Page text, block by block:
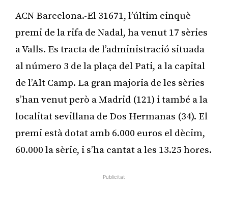
ACN Barcelona.-El 31671, l’últim cinquè
premi de la rifa de Nadal, ha venut 17 sèries
a Valls. Es tracta de l’administració situada
al número 3 de la plaça del Pati, a la capital
de l’Alt Camp. La gran majoria de les sèries
s’han venut però a Madrid (121) i també a la
localitat sevillana de Dos Hermanas (34). El
premi està dotat amb 6.000 euros el dècim,
60.000 la sèrie, i s’ha cantat a les 13.25 hores.
Publicitat